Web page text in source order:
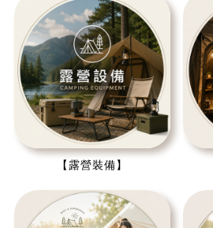
【露營裝備】